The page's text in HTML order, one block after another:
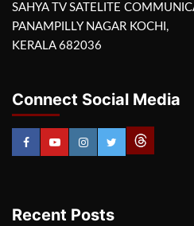
SAHYA TV SATELITE
PANAMPILLY NAGAR KOCHI,
KERALA 682036
Connect Social Media
Recent Posts